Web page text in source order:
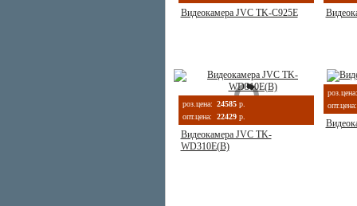
Видеокамера JVC TK-C925E
роз.цена: 24585 р.
опт.цена:
22429 р.
Видеокамера JVC TK-
WD310E(B)
роз.цена:
опт.цена: